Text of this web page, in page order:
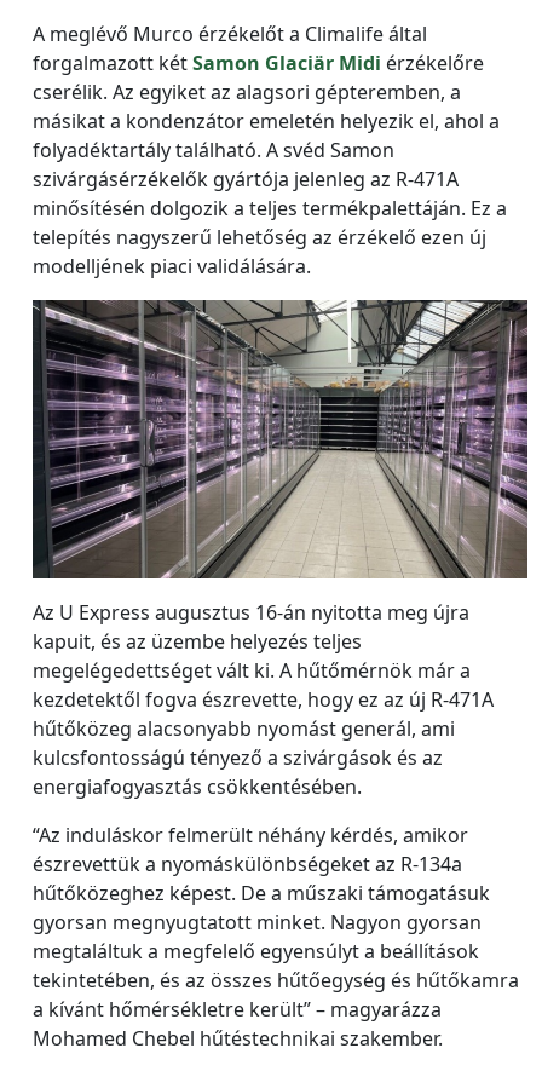
A meglévő Murco érzékelőt a Climalife által
forgalmazott kétSamon Glaciär Midi érzékelőre
cserélik. Az egyiket az alagsori gépteremben, a
másikat a kondenzátor emeletén helyezik el, ahol a
folyadéktartály található. A svéd Samon
szivárgásérzékelők gyártója jelenleg az R-471A
minősítésén dolgozik a teljes termékpalettáján. Ez a
telepítés nagyszerű lehetőség az érzékelő ezen új
modelljének piaci validálására.
Az U Express augusztus 16-án nyitotta meg újra
kapuit, és az üzembe helyezés teljes
megelégedettséget vált ki. A hűtőmérnök már a
kezdetektől fogva észrevette, hogy ez az új R-471A
hűtőközeg alacsonyabb nyomást generál, ami
kulcsfontosságú tényező a szivárgások és az
energiafogyasztás csökkentésében.
“Az induláskor felmerült néhány kérdés, amikor
észrevettük a nyomáskülönbségeket az R-134a
hűtőközeghez képest. De a műszaki támogatásuk
gyorsan megnyugtatott minket. Nagyon gyorsan
megtaláltuk a megfelelő egyensúlyt a beállítások
tekintetében, és az összes hűtőegység és hűtőkamra
a kívánt hőmérsékletre került” – magyarázza
Mohamed Chebel hűtéstechnikai szakember.